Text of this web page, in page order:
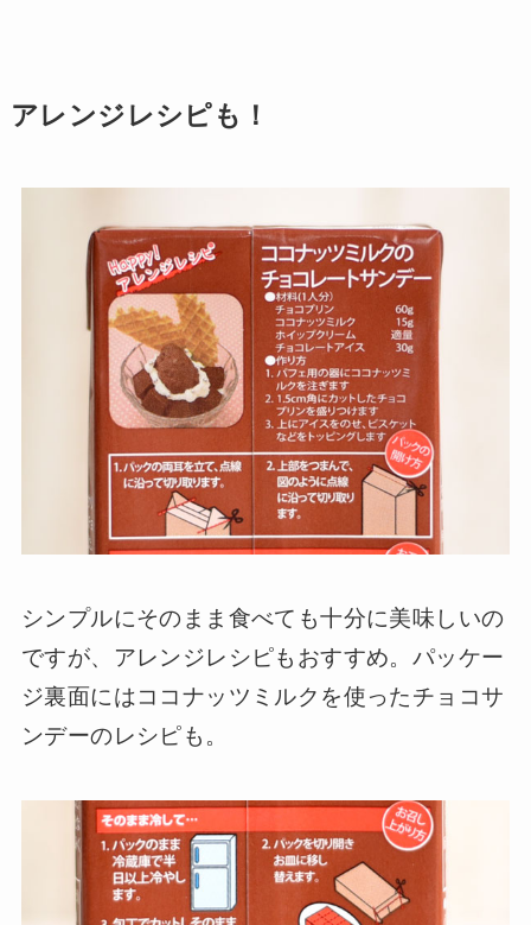
アレンジレシピも！
シンプルにそのまま食べても十分に美味しいの
ですが、アレンジレシピもおすすめ。パッケー
ジ裏面にはココナッツミルクを使ったチョコサ
ンデーのレシピも。